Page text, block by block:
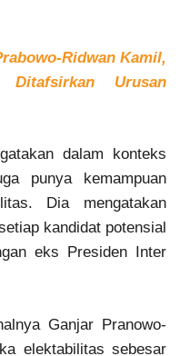
Ridwan Kamil,
Ditafsirkan Urusan
dalam konteks
punya kemampuan
Dia mengatakan
kandidat potensial
eks Presiden Inter
Ganjar Pranowo-
elektabilitas sebesar